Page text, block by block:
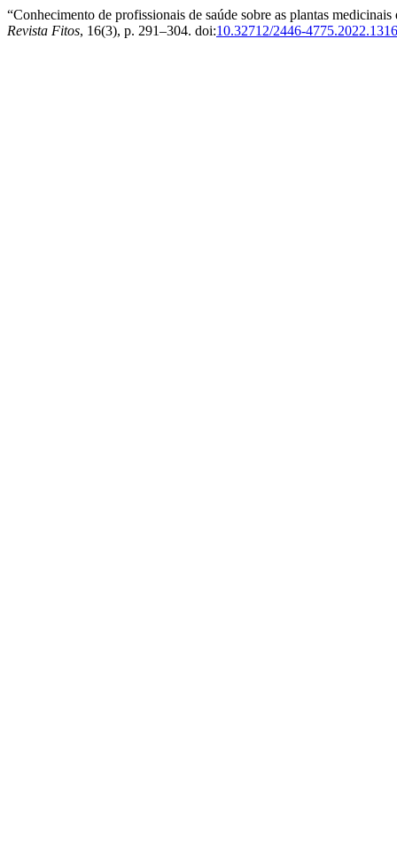
“Conhecimento de profissionais de saúde sobre as plantas
Revista Fitos, 16(3), p. 291–304. doi:10.32712/2446-4775.2022.1316